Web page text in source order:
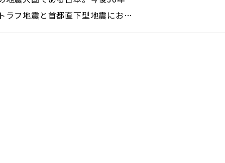
ラフ地震と首都直下型地震におい
震が高い確率で発生すると予測さ